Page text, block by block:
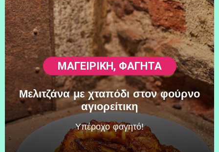
ΜΑΓΕΙΡΙΚΗ, ΦΑΓΗΤΆ
Μελιτζάνα με χταπόδι στον φούρνο
αγιορείτικη
Υπέροχο φαγητό!